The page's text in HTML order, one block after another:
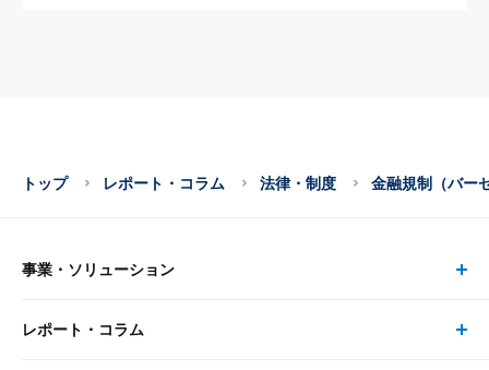
トップ レポート・コラム 法律・制度 金融規制（バー
事業・ソリューション
事業・ソリューション トップ
レポート・コラム